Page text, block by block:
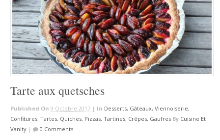
Tarte aux quetsches
Published On9 Octobre 2017 | In Desserts, Gâteaux, Viennoiserie,
Confitures,Tartes, Quiches, Pizzas, Tartines, Crêpes, Gaufres By Cuisine Et
Vanity | 0 Comments